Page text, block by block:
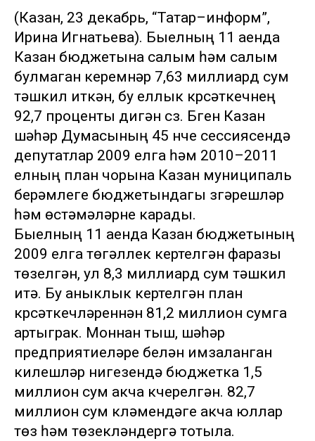
(Казан, 23 декабрь, “Татар–информ”,
Ирина Игнатьева). Быелның 11 аенда
Казан бюджетына салым һәм салым
булмаган керемнәр 7,63 миллиард сум
тәшкил иткән, бу еллык күрсәткечнең
92,7 проценты дигән сүз. Бүген Казан
шәһәр Думасының 45 нче сессиясендә
депутатлар 2009 елга һәм 2010–2011
елның план чорына Казан муниципаль
берәмлеге бюджетындагы үзгәрешләр
һәм өстәмәләрне карады.
Быелның 11 аенда Казан бюджетының
2009 елга төгәллек кертелгән фаразы
төзелгән, ул 8,3 миллиард сум тәшкил
итә. Бу аныклык кертелгән план
күрсәткечләреннән 81,2 миллион сумга
артыграк. Моннан тыш, шәһәр
предприятиеләре белән имзаланган
килешүләр нигезендә бюджетка 1,5
миллион сум акча күчерелгән. 82,7
миллион сум күләмендәге акча юллар
төзү һәм төзекләндерүгә тотыла.